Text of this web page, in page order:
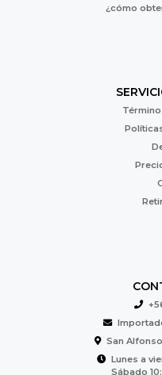
¿cómo
San
Lunes a
Sábado